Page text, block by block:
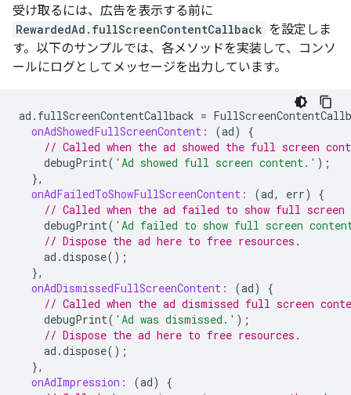
受け取るには、広告を表示する前に
RewardedAd.fullScreenContentCallback を設定しま
す。以下のサンプルでは、各メソッドを実装して、コンソ
ールにログとしてメッセージを出力しています。
ad . fullScreenContentCallback =
onAdShowedFullScreenContent:
(ad)
{
// Called when the ad showed the full screen
debugPrint( 'Ad showed full screen content.' );
},
onAdFailedToShowFullScreenContent:
(ad, err)
{
// Called when the ad failed to show full screen
debugPrint( 'Ad failed to show full screen
// Dispose the ad here to free resources.
ad .dispose();
},
onAdDismissedFullScreenContent:
(ad)
{
// Called when the ad dismissed full screen
debugPrint( 'Ad was dismissed.' );
// Dispose the ad here to free resources.
ad .dispose();
},
onAdImpression:
(ad)
{